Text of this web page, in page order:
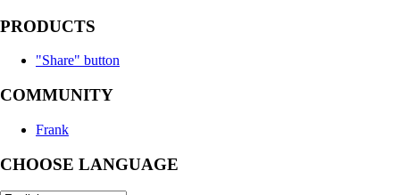
PRODUCTS
"Share" button
COMMUNITY
Frank
CHOOSE LANGUAGE